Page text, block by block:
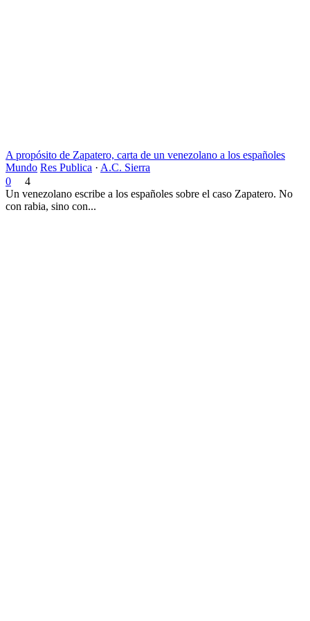
A propósito de Zapatero, carta de un venezolano a los españoles
Mundo Res Publica · A.C. Sierra
0
4
Un venezolano escribe a los españoles sobre el caso Zapatero. No
con rabia, sino con...